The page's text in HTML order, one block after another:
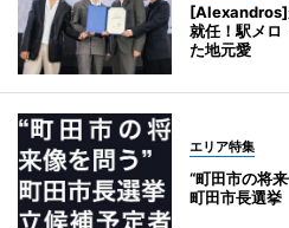
[Alexandros]
就任！駅メロ
た地元愛
エリア特集
“町田市の将
町田市長選